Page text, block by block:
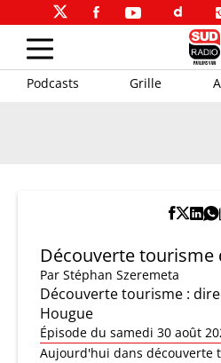
Podcasts Grille
Découverte tourisme
Par Stéphan Szeremeta
Découverte tourisme :
Hougue
Épisode du samedi 30 août
Aujourd'hui dans découverte